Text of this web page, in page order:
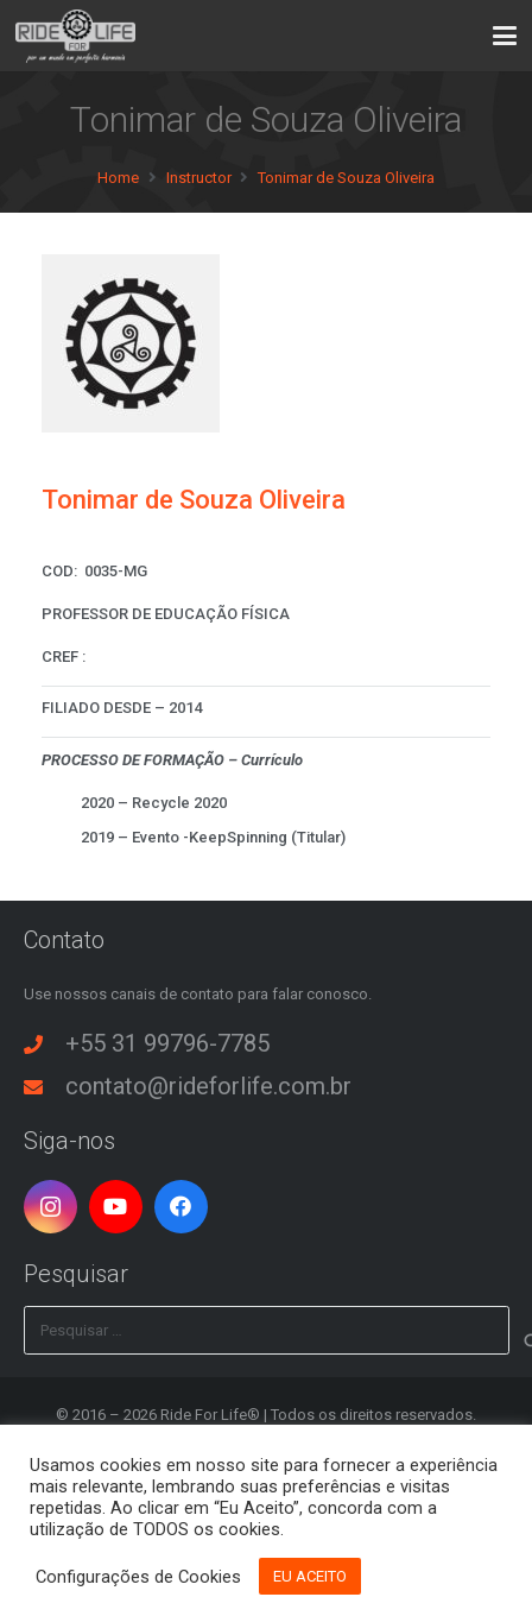
Tonimar de Souza Oliveira
Home Instructor Tonimar de Souza Oliveira
Tonimar de Souza Oliveira
COD: 0035-MG
PROFESSOR DE EDUCAÇÃO FÍSICA
CREF :
FILIADO DESDE – 2014
PROCESSO DE FORMAÇÃO – Currículo
2020 – Recycle 2020
2019 – Evento -KeepSpinning (Titular)
Contato
Use nossos canais de contato para falar conosco.
+55 31 99796-7785
contato@rideforlife.com.br
Siga-nos
Pesquisar
© 2016 – 2026 Ride For Life® | Todos os direitos reservados.
Política de Privacidade
Registrar
Usamos cookies em nosso site para fornecer a experiência
mais relevante, lembrando suas preferências e visitas
repetidas. Ao clicar em “Eu Aceito”, concorda com a
utilização de TODOS os cookies.
Configurações de Cookies EU ACEITO